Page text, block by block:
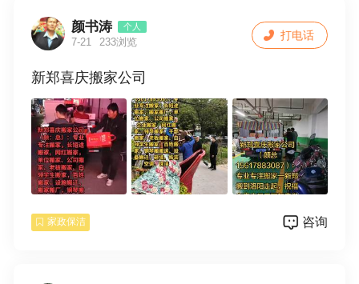
洗，输通下水道，换窗纱，拆装空调等一系列
家庭服务。
全天24小时为您服务，只要恁一个电话，我们
服务到家放心的家政服务，因为专业，所以更
好。
地址：中华路国家电网对面鸿福家政
电话:15036129839
颜书涛 个人
7-21 233浏览
新郑喜庆搬家公司
打电话
家政保洁 咨询